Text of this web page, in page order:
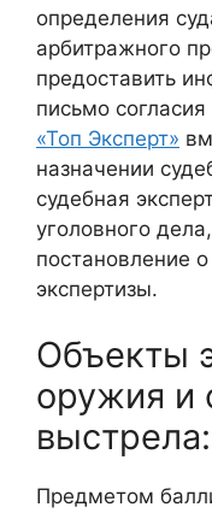
определения
арбитражного
предоставить
письмо согласия
«Топ Эксперт»
назначении
судебная
уголовного
постановление
экспертизы.
Объекты
оружия и
выстрела:
Предметом